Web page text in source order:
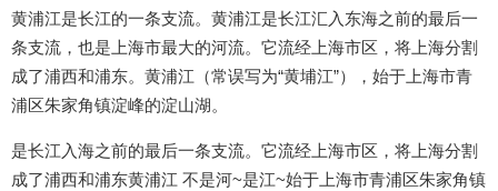
黄浦江是长江的一条支流。黄浦江是长江汇入东海之前的最后一
条支流，也是上海市最大的河流。它流经上海市区，将上海分割
成了浦西和浦东。黄浦江（常误写为“黄埔江”），始于上海市青
浦区朱家角镇淀峰的淀山湖。
是长江入海之前的最后一条支流。它流经上海市区，将上海分割
成了浦西和浦东黄浦江 不是河~是江~始于上海市青浦区朱家角镇